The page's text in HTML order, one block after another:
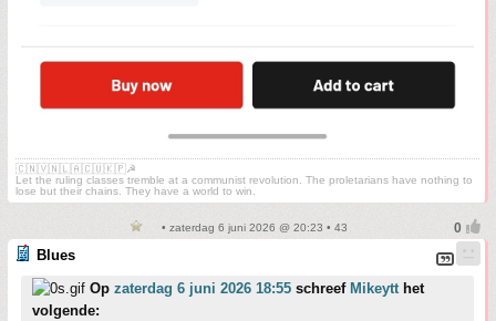
🇨🇳🇻🇳🇱🇦🇨🇺🇰🇵☭
Let the ruling classes tremble at a communist revolution. The proletarians have nothing to
lose but their chains. They have a world to win.
• zaterdag 6 juni 2026 @ 20:23 • 43
Blues
Op zaterdag 6 juni 2026 18:55 schreef Mikeytthet
volgende: